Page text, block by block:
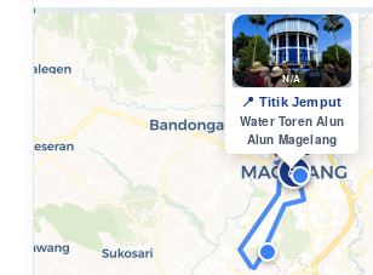
MenujuGedung Dukcapil...
Est. 2 mnt • 0.9 km